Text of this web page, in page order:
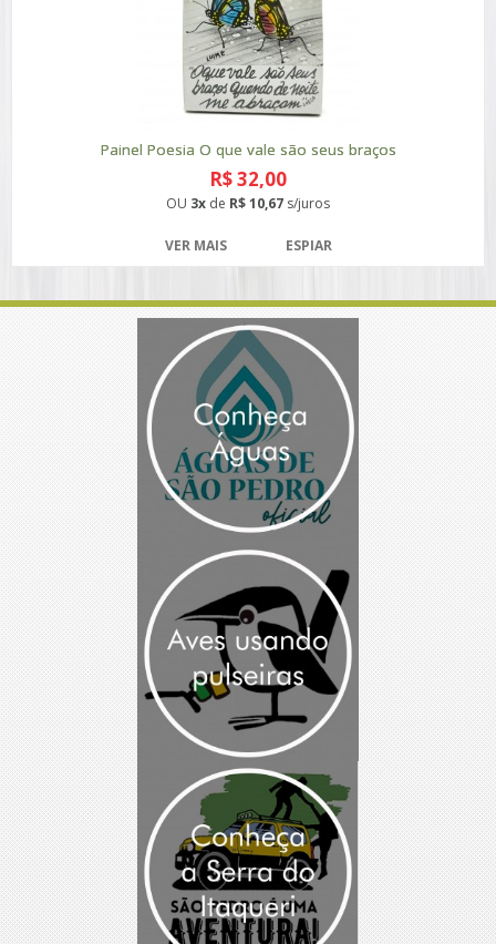
Painel Poesia O que vale são seus braços
R$ 32,00
OU 3x de R$ 10,67 s/juros
VER MAIS ESPIAR